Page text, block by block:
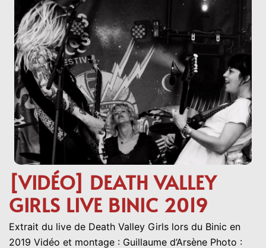
[VIDÉO] DEATH VALLEY
GIRLS LIVE BINIC 2019
Extrait du live de Death Valley Girls lors du Binic en
2019 Vidéo et montage : Guillaume d’Arsène Photo :